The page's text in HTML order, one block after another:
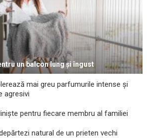
un balcon lung și îngust
mai greu parfumurile intense și
agresivi
pentru fiecare membru al familiei
natural de un prieten vechi